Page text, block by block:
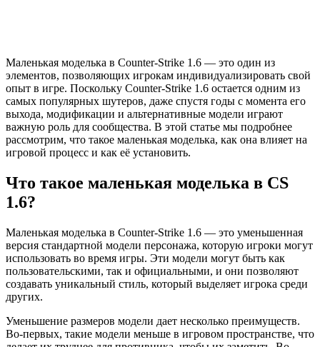
Маленькая моделька в Counter-Strike 1.6 — это один из
элементов, позволяющих игрокам индивидуализировать свой
опыт в игре. Поскольку Counter-Strike 1.6 остается одним из
самых популярных шутеров, даже спустя годы с момента его
выхода, модификации и альтернативные модели играют
важную роль для сообщества. В этой статье мы подробнее
рассмотрим, что такое маленькая моделька, как она влияет на
игровой процесс и как её установить.
Что такое маленькая моделька в CS
1.6?
Маленькая моделька в Counter-Strike 1.6 — это уменьшенная
версия стандартной модели персонажа, которую игроки могут
использовать во время игры. Эти модели могут быть как
пользовательскими, так и официальными, и они позволяют
создавать уникальный стиль, который выделяет игрока среди
других.
Уменьшение размеров модели дает несколько преимуществ.
Во-первых, такие модели меньше в игровом пространстве, что